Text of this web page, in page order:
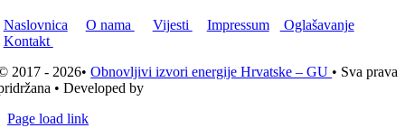
Naslovnica O nama Vijesti Impressum
Oglašavanje
Kontakt
2017 - 2026•Obnovljivi izvori energije Hrvatske – GU • Sva prava
• Developed by
Page load link